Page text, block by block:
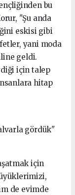
bu
"Şu anda
eskisi gibi
yani moda
geldi.
için talep
hitap
gördük"
için
de evimde